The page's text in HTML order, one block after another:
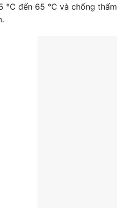
℃ đến 65 ℃ và chống thấm